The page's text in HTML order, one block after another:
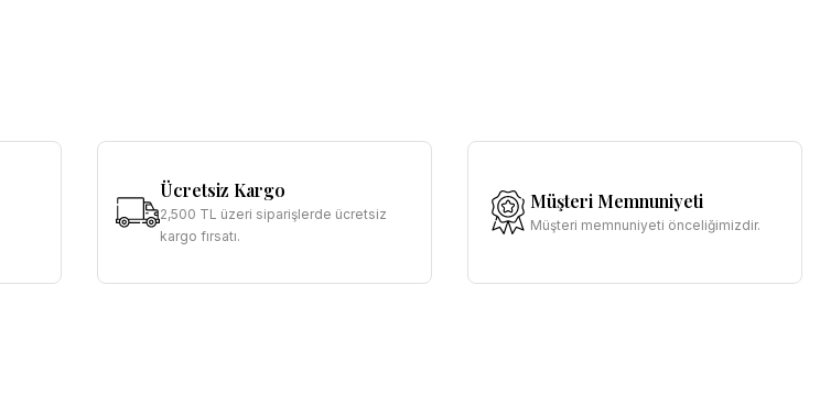
Ücretsiz Kargo
2,500 TL üzeri siparişlerde ücretsiz
kargo fırsatı.
Müşteri Memnuniyeti
Müşteri memnuniyeti önceliğimizdir.